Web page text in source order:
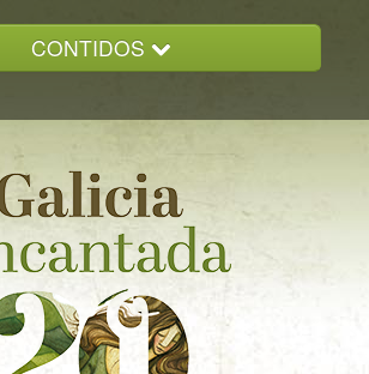
CONTIDOS
GALICIA ENCANTADA
DOCUMENTACION
NOVAS
CONTACTO